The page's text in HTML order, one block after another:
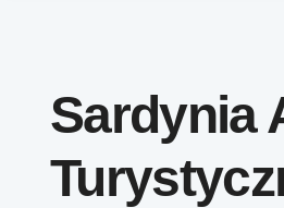
Sardynia